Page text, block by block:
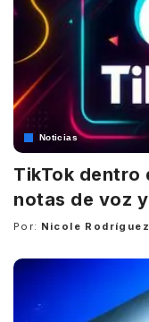
Noticias
TikTok dentro
notas de voz
Posted
Por: Nicole